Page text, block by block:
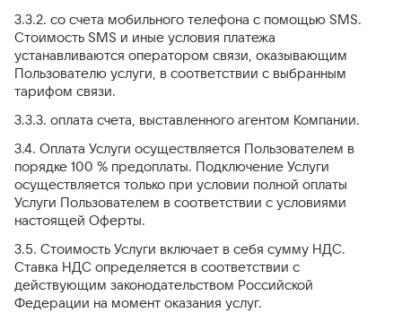
3.3.2. со счета мобильного телефона с помощью SMS.
Стоимость SMS и иные условия платежа
устанавливаются оператором связи, оказывающим
Пользователю услуги, в соответствии с выбранным
тарифом связи.
3.3.3. оплата счета, выставленного агентом Компании.
3.4. Оплата Услуги осуществляется Пользователем в
порядке 100 % предоплаты. Подключение Услуги
осуществляется только при условии полной оплаты
Услуги Пользователем в соответствии с условиями
настоящей Оферты.
3.5. Стоимость Услуги включает в себя сумму НДС.
Ставка НДС определяется в соответствии с
действующим законодательством Российской
Федерации на момент оказания услуг.